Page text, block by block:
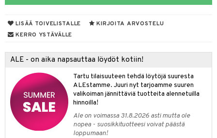
LISÄÄ TOIVELISTALLE
KIRJOITA ARVOSTELU
KERRO YSTÄVÄLLE
ALE - on aika napsauttaa löydöt kotiin!
Tartu tilaisuuteen tehdä löytöjä suuresta
ALEstamme. Juuri nyt tarjoamme suuren
valikoiman jännittäviä tuotteita alennetuilla
hinnoilla!
Ale on voimassa 31.8.2026 asti mutta ole
nopea - suosikkituotteesi voivat päästä
loppumaan!
hoito
iho
iho
iho
hoito
tarvikkeet
/ Kajaali
&
Lapset
Set
tuotteet
hoito
tuotteet
shave balm
shave lotion
de cologne